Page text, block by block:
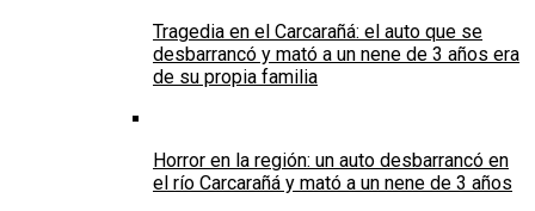
Tragedia en el Carcarañá: el auto que se
desbarrancó y mató a un nene de 3 años era
de su propia familia
Horror en la región: un auto desbarrancó en
el río Carcarañá y mató a un nene de 3 años